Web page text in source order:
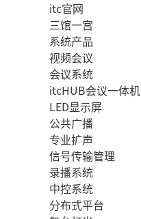
itc官网
三馆一宫
系统产品
视频会议
会议系统
itcHUB会议一体机
LED显示屏
公共广播
专业扩声
信号传输管理
录播系统
中控系统
分布式平台